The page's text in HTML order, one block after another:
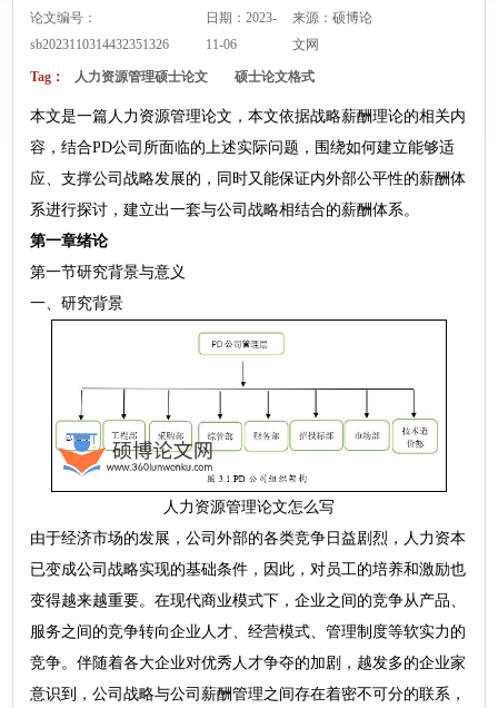
论文编号：
sb2023110314432351326
日期：2023-
11-06
来源：硕博论
文网
Tag： 人力资源管理硕士论文 硕士论文格式
本文是一篇人力资源管理论文，本文依据战略薪酬理论的相关内
容，结合PD公司所面临的上述实际问题，围绕如何建立能够适
应、支撑公司战略发展的，同时又能保证内外部公平性的薪酬体
系进行探讨，建立出一套与公司战略相结合的薪酬体系。
第一章绪论
第一节研究背景与意义
一、研究背景
人力资源管理论文怎么写
由于经济市场的发展，公司外部的各类竞争日益剧烈，人力资本
已变成公司战略实现的基础条件，因此，对员工的培养和激励也
变得越来越重要。在现代商业模式下，企业之间的竞争从产品、
服务之间的竞争转向企业人才、经营模式、管理制度等软实力的
竞争。伴随着各大企业对优秀人才争夺的加剧，越发多的企业家
意识到，公司战略与公司薪酬管理之间存在着密不可分的联系，